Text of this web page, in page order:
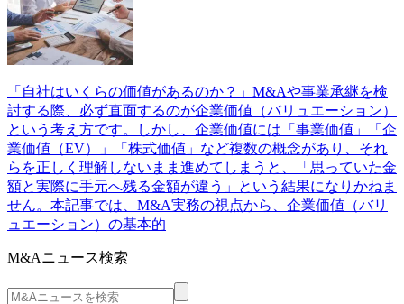
「自社はいくらの価値があるのか？」M&Aや事業承継を検
討する際、必ず直面するのが企業価値（バリュエーション）
という考え方です。しかし、企業価値には「事業価値」「企
業価値（EV）」「株式価値」など複数の概念があり、それ
らを正しく理解しないまま進めてしまうと、「思っていた金
額と実際に手元へ残る金額が違う」という結果になりかねま
せん。本記事では、M&A実務の視点から、企業価値（バリ
ュエーション）の基本的
M&Aニュース検索